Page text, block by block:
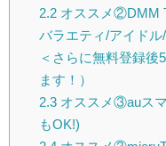
2.2オススメ②DMM
バラエティ/アイド
＜さらに無料登録後
ます！）
2.3オススメ③auス
もOK!)